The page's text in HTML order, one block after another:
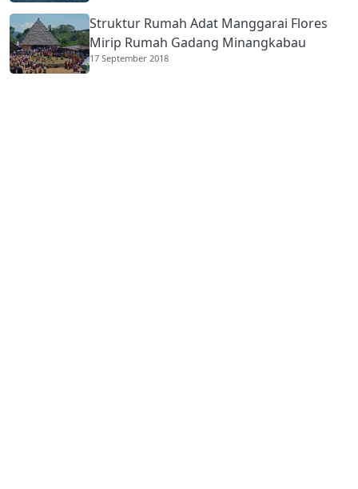
Struktur Rumah Adat Manggarai Flores
Mirip Rumah Gadang Minangkabau
17 September 2018